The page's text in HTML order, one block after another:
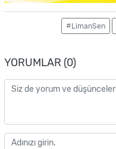
#LimanSen
YORUMLAR (0)